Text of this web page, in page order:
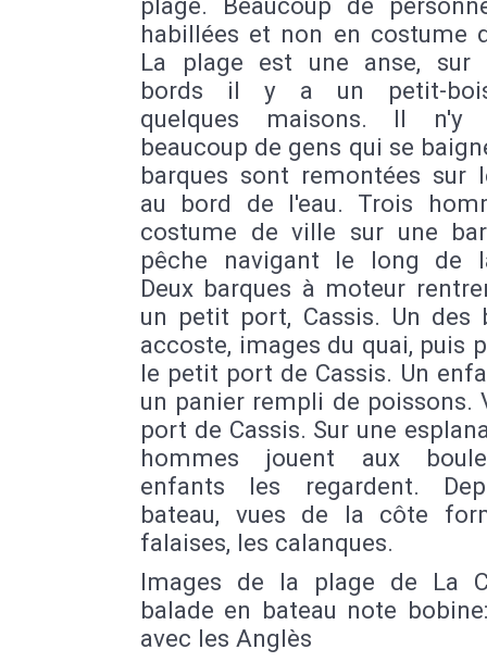
habillées et non en costume
La plage est une anse, sur
bords il y a un petit-
quelques maisons. Il
beaucoup de gens qui se
barques sont remontées sur
au bord de l'eau. Trois
costume de ville sur une
pêche navigant le long de
Deux barques à moteur
un petit port, Cassis. Un des
accoste, images du quai, puis
le petit port de Cassis. Un
un panier rempli de poissons.
port de Cassis. Sur une
hommes jouent aux
enfants les regardent.
bateau, vues de la côte
falaises, les calanques.
Images de la plage de La
balade en bateau note
avec les Anglès